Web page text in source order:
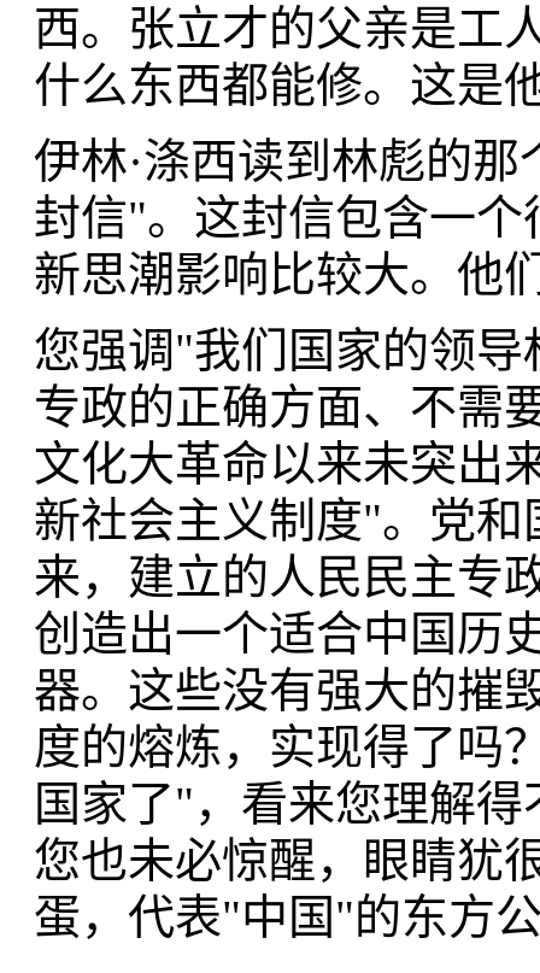
西。张立才的父亲是工
什么东西都能修。这是
伊林·涤西读到林彪的
封信"。这封信包含一
新思潮影响比较大。他
您强调"我们国家的领
专政的正确方面、不需
文化大革命以来未突出
新社会主义制度"。党
来，建立的人民民主专
创造出一个适合中国历
器。这些没有强大的摧
度的熔炼，实现得了吗
国家了"，看来您理解
您也未必惊醒，眼睛犹
蛋，代表"中国"的东方